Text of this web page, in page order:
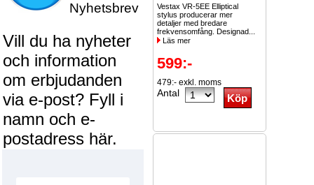
Nyhetsbrev
Vill du ha nyheter
och information
om erbjudanden
via e-post? Fyll i
namn och e-
postadress här.
Vestax VR-5EE Elliptical
stylus producerar mer
detaljer med bredare
frekvensomfång. Designad...
Läs mer
599:-
479:- exkl. moms
Antal